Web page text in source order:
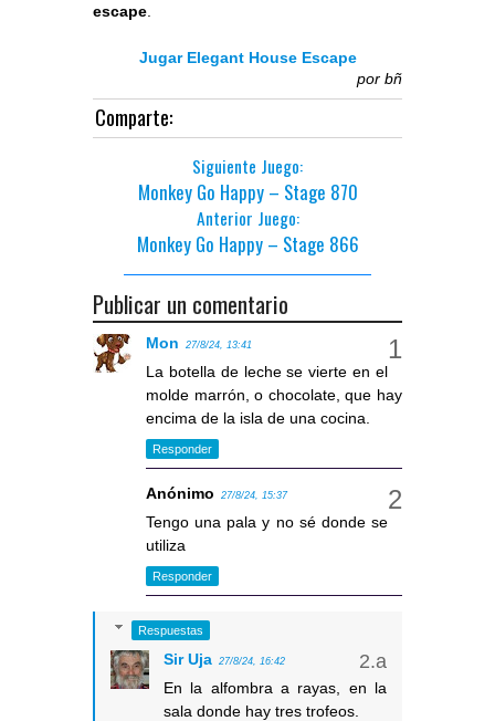
escape
Jugar Elegant House Escape
por bñ
Comparte:
Siguiente Juego:
Monkey Go Happy – Stage 870
Anterior Juego:
Monkey Go Happy – Stage 866
Publicar un comentario
Mon 27/8/24, 13:41
La botella de leche se vierte en el
molde marrón, o chocolate, que hay
encima de la isla de una cocina.
Responder
Anónimo 27/8/24, 15:37
Tengo una pala y no sé donde se
utiliza
Responder
Respuestas
Sir Uja 27/8/24, 16:42
En la alfombra a rayas, en la
sala donde hay tres trofeos.